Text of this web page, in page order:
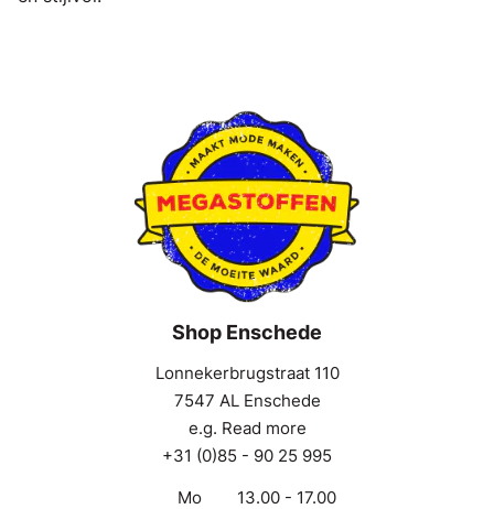
Shop Enschede
Lonnekerbrugstraat 110
7547 AL Enschede
e.g. Read more
+31 (0)85 - 90 25 995
Mo
13.00 - 17.00